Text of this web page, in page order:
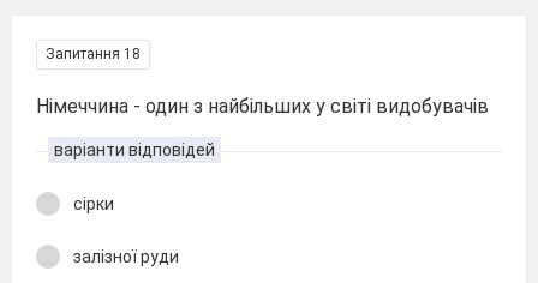
Запитання 18
Німеччина - один з найбільших у світі видобувачів
варіанти відповідей
сірки
залізної руди